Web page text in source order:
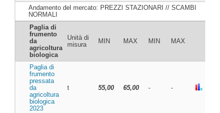
Andamento del mercato: PREZZI STAZIONARI // SCAMBI
NORMALI
Paglia di
frumento
da
agricoltura
biologica
Unità di
misura
MIN MAX MIN MAX
Paglia di
frumento
pressata
da
agricoltura
biologica
2023
t 55,00 65,00 - -